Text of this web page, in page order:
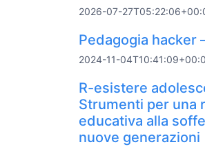
2026-07-
Pedagogia hacker
2024-11-
R-esistere
Strumenti per una
educativa alla
nuove generazioni